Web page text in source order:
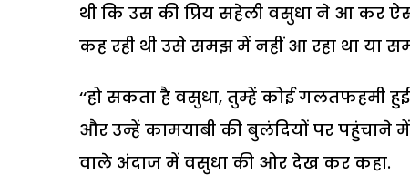
थी कि उस की प्रिय सहेली वसुधा ने आ कर
कह रही थी उसे समझ में नहीं आ रहा था या
‘‘हो सकता है वसुधा, तुम्हें कोई गलतफहमी
और उन्हें कामयाबी की बुलंदियों पर पहुंचाने
वाले अंदाज में वसुधा की ओर देख कर कहा.